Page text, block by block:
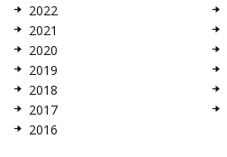
2022
2021
2020
2019
2018
2017
2016